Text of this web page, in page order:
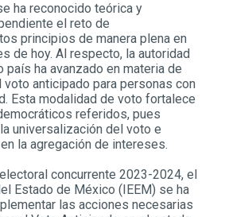
ha reconocido teórica y
el reto de
principios de manera plena en
de hoy. Al respecto, la autoridad
ha avanzado en materia de
anticipado para personas con
Esta modalidad de voto fortalece
referidos, pues
universalización del voto e
la agregación de intereses.
concurrente 2023-2024, el
Estado de México (IEEM) se ha
las acciones necesarias